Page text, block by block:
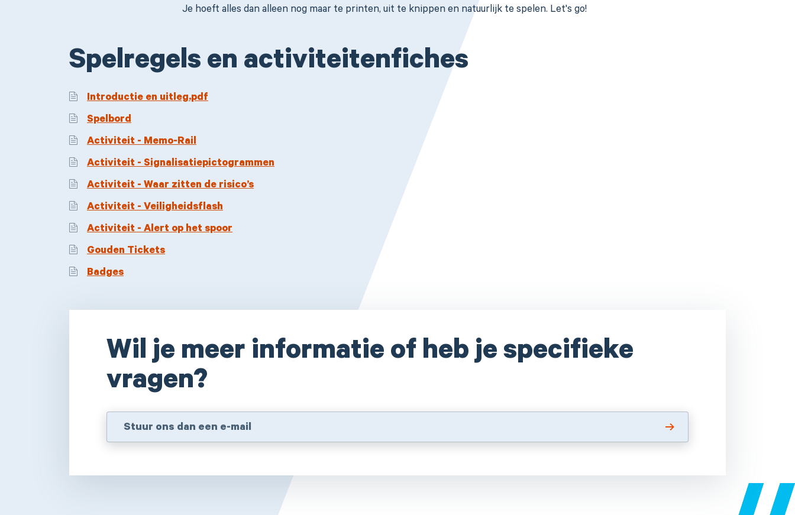
Je hoeft alles dan alleen nog maar te printen, uit te knippen en natuurlijk te spelen. Let's go!
Spelregels en activiteitenfiches
Introductie en uitleg.pdf
Spelbord
Activiteit - Memo-Rail
Activiteit - Signalisatiepictogrammen
Activiteit - Waar zitten de risico’s
Activiteit - Veiligheidsflash
Activiteit - Alert op het spoor
Gouden Tickets
Badges
Wil je meer informatie of heb je specifieke
vragen?
Stuur ons dan een e-mail